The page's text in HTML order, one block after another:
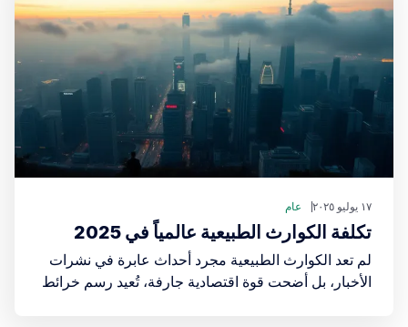
١٧ يوليو ٢٠٢٥ عام
تكلفة الكوارث الطبيعية عالمياً في 2025
لم تعد الكوارث الطبيعية مجرد أحداث عابرة في نشرات
الأخبار، بل أضحت قوة اقتصادية جارفة، تُعيد رسم خرائط